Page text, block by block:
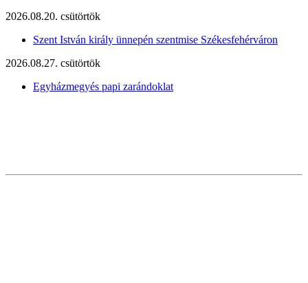
2026.08.20. csütörtök
Szent István király ünnepén szentmise Székesfehérváron
2026.08.27. csütörtök
Egyházmegyés papi zarándoklat